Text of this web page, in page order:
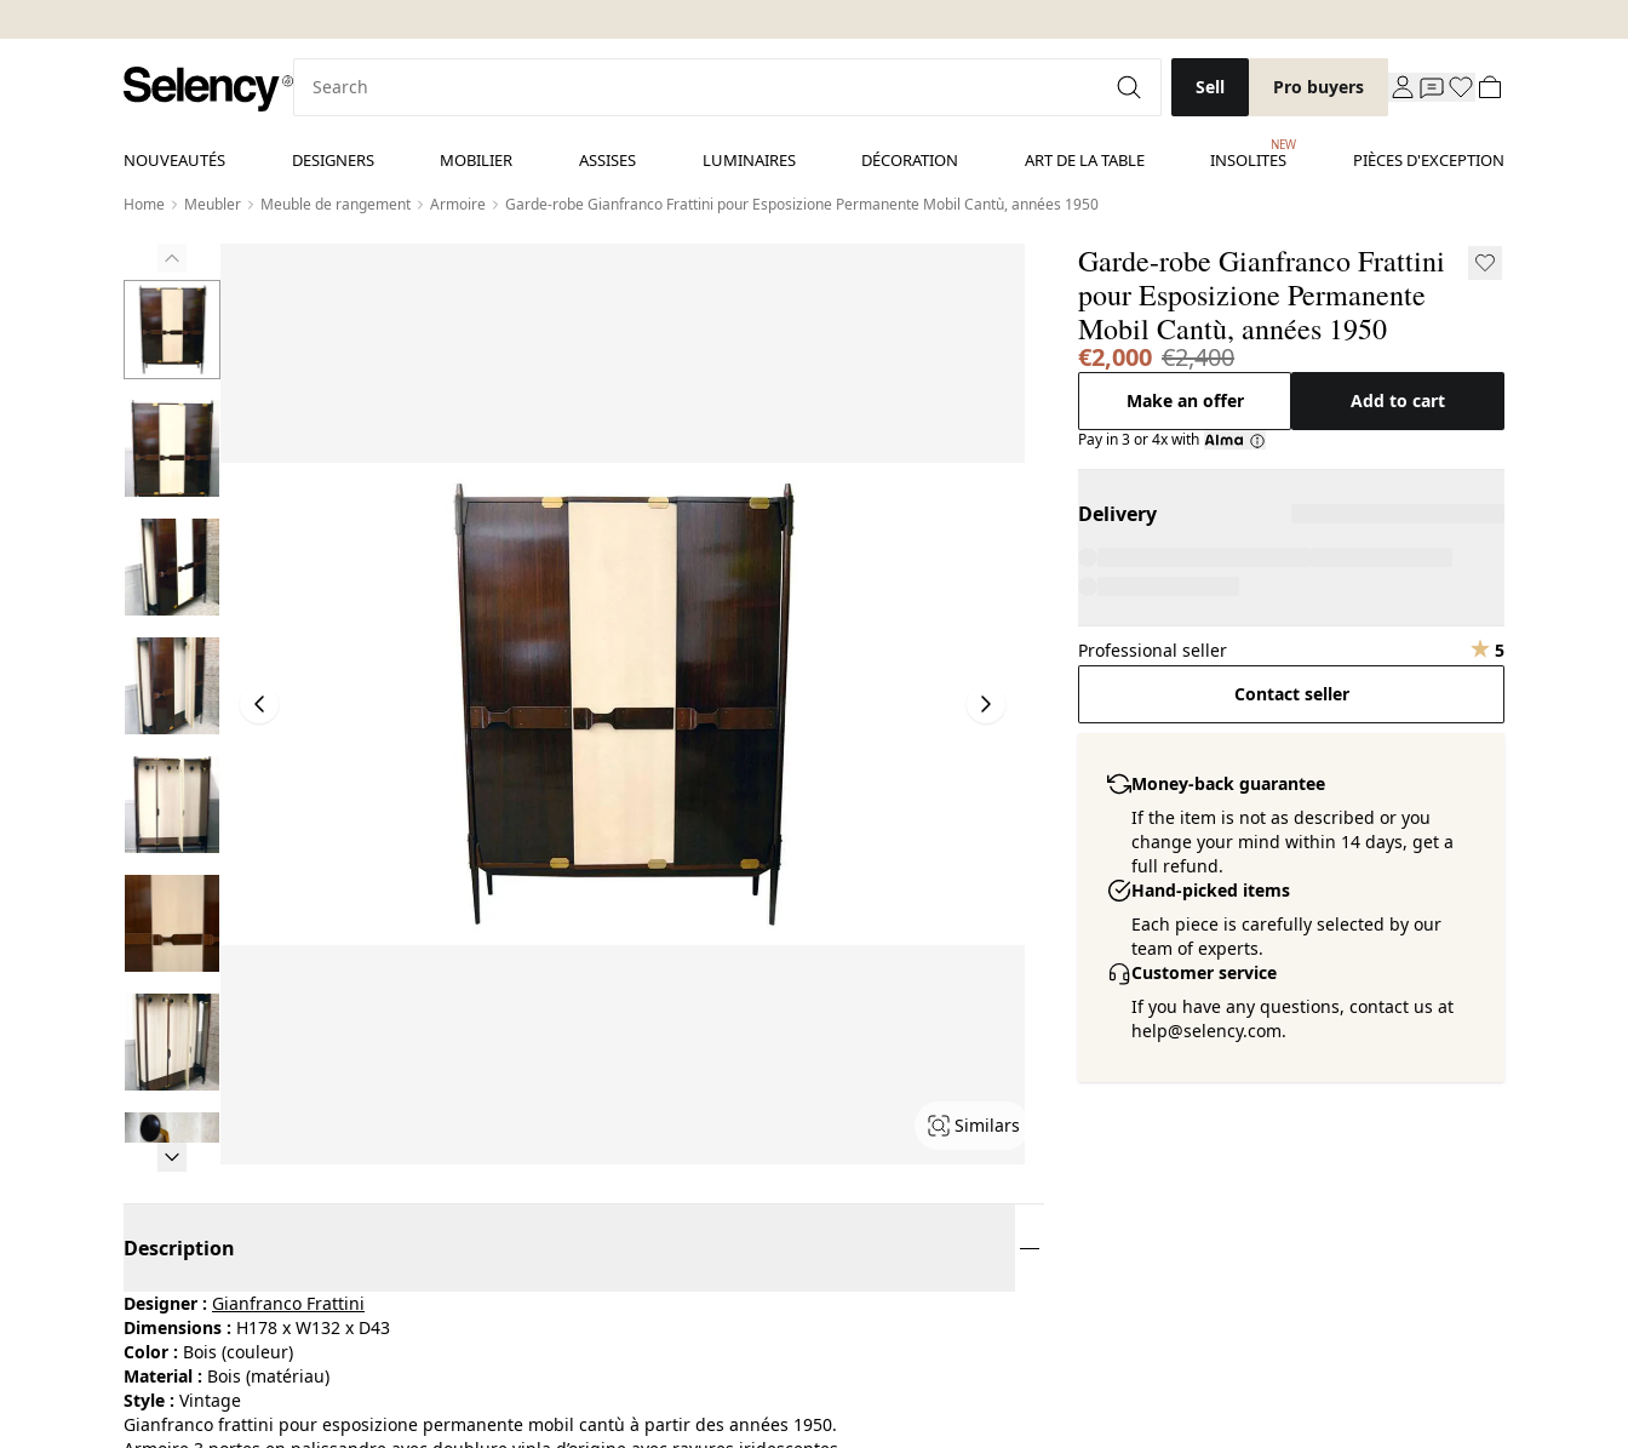
Sell Pro buyers
NOUVEAUTÉS DESIGNERS MOBILIER ASSISES LUMINAIRES DÉCORATION ART DE LA TABLE INSOLITES
NEW
PIÈCES D'EXCEPTION
Home Meubler Meuble de rangement Armoire Garde-robe Gianfranco Frattini pour Esposizione Permanente Mobil Cantù, années 1950
Similars
Garde-robe Gianfranco Frattini
pour Esposizione Permanente
Mobil Cantù, années 1950
€2,000 €2,400
Make an offer Add to cart
Pay in 3 or 4x with
Delivery
Professional seller
5
Contact seller
Money-back guarantee
If the item is not as described or you
change your mind within 14 days, get a
full refund.
Hand-picked items
Each piece is carefully selected by our
team of experts.
Customer service
If you have any questions, contact us at
help@selency.com.
Description
Designer : Gianfranco Frattini
Dimensions : H178 x W132 x D43
Color :
bois (couleur)
Material :
bois (matériau)
Style :
vintage
Gianfranco frattini pour esposizione permanente mobil cantù à partir des années 1950.